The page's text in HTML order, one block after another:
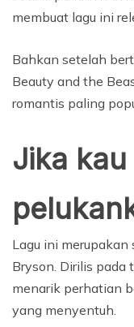
membuat lagu ini
Bahkan setelah
Beauty and the
romantis paling
Jika
Lagu ini
Bryson. Dirilis pada
menarik perhatian
yang menyentuh.